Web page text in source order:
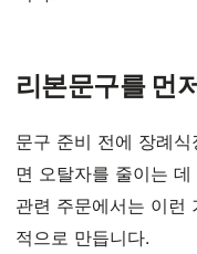
리본문구를 먼
문구 준비 전에 장례
면 오탈자를 줄이는
관련 주문에서는 이런
적으로 만듭니다.